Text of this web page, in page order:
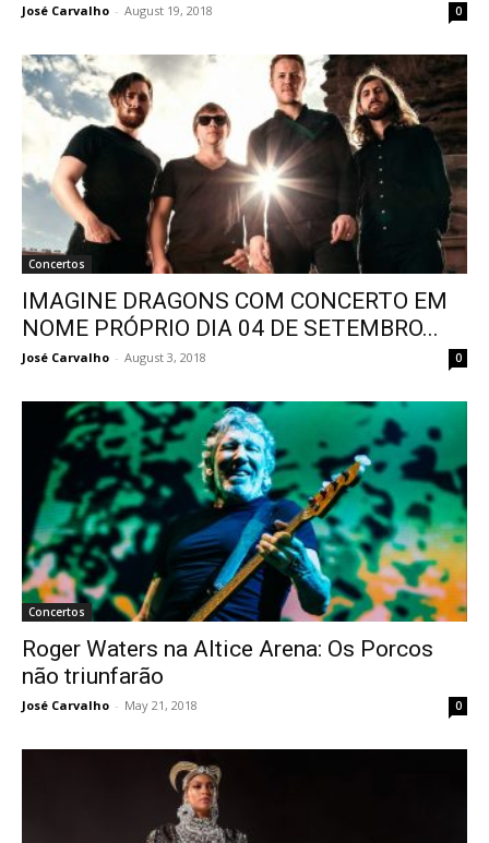
José Carvalho - August 19, 2018 0
Concertos
IMAGINE DRAGONS COM CONCERTO EM
NOME PRÓPRIO DIA 04 DE SETEMBRO...
José Carvalho - August 3, 2018 0
Concertos
Roger Waters na Altice Arena: Os Porcos
não triunfarão
José Carvalho - May 21, 2018 0